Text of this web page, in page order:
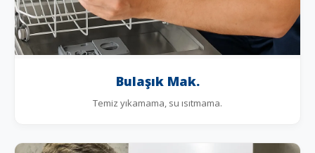
Bulaşık Mak.
Temiz yıkamama, su ısıtmama.